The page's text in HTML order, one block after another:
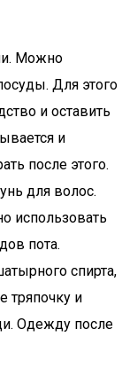
Можно
Для этого
и оставить
и
после этого.
для волос.
использовать
пота.
спирта,
тряпочку и
Одежду после